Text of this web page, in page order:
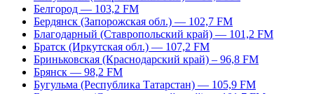
Белгород — 103,2 FM
Бердянск (Запорожская обл.) — 102,7 FM
Благодарный (Ставропольский край) — 101,2 FM
Братск (Иркутская обл.) — 107,2 FM
Бриньковская (Краснодарский край) – 96,8 FM
Брянск — 98,2 FM
Бугульма (Республика Татарстан) — 105,9 FM